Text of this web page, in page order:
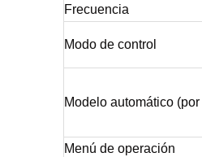
Frecuencia
Modo de control
Modelo automático
Menú de operación